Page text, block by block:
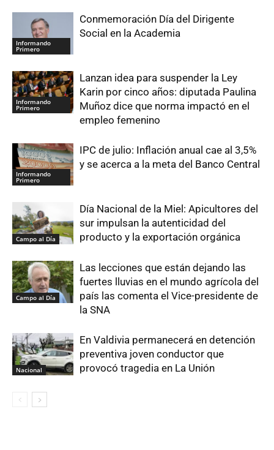
Informando
Primero
Conmemoración Día del Dirigente
Social en la Academia
Informando
Primero
Lanzan idea para suspender la Ley
Karin por cinco años: diputada Paulina
Muñoz dice que norma impactó en el
empleo femenino
Informando
Primero
IPC de julio: Inflación anual cae al 3,5%
y se acerca a la meta del Banco Central
Campo al Día
Día Nacional de la Miel: Apicultores del
sur impulsan la autenticidad del
producto y la exportación orgánica
Campo al Día
Las lecciones que están dejando las
fuertes lluvias en el mundo agrícola del
país las comenta el Vice-presidente de
la SNA
Nacional
En Valdivia permanecerá en detención
preventiva joven conductor que
provocó tragedia en La Unión